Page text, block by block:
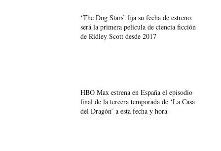
‘The Dog Stars’ fija su fecha de estreno:
será la primera película de ciencia ficción
de Ridley Scott desde 2017
HBO Max estrena en España el episodio
final de la tercera temporada de ‘La Casa
del Dragón’ a esta fecha y hora